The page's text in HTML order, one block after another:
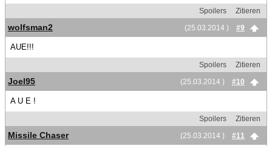
Spoilers
Zitieren
(25.03.2014 )
#9
wolfsman2
AUE!!!
Spoilers
Zitieren
(25.03.2014 )
#10
Joel95
A U E !
Spoilers
Zitieren
(25.03.2014 )
#11
Missile Chaser